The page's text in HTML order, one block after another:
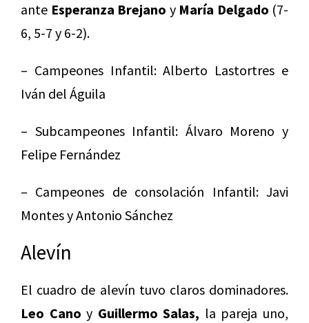
ante Esperanza Brejano y María Delgado (7-
6, 5-7 y 6-2).
– Campeones Infantil: Alberto Lastortres e
Iván del Águila
– Subcampeones Infantil: Álvaro Moreno y
Felipe Fernández
– Campeones de consolación Infantil: Javi
Montes y Antonio Sánchez
Alevín
El cuadro de alevín tuvo claros dominadores.
Leo Cano y Guillermo Salas, la pareja uno,